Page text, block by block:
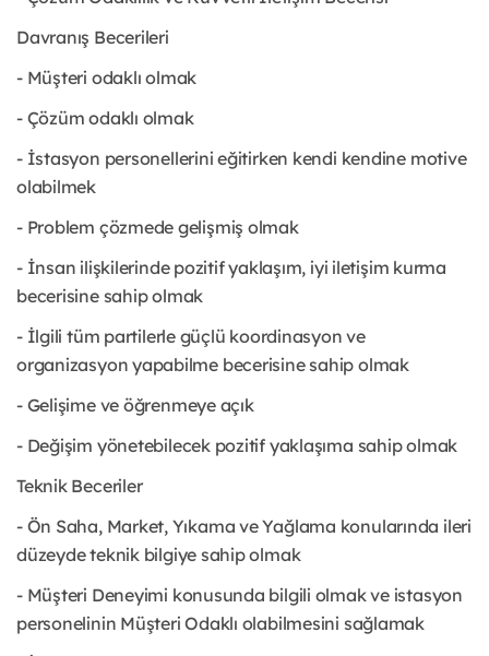
Davranış Becerileri
- Müşteri odaklı olmak
- Çözüm odaklı olmak
- İstasyon personellerini eğitirken kendi kendine motive
olabilmek
- Problem çözmede gelişmiş olmak
- İnsan ilişkilerinde pozitif yaklaşım, iyi iletişim kurma
becerisine sahip olmak
- İlgili tüm partilerle güçlü koordinasyon ve
organizasyon yapabilme becerisine sahip olmak
- Gelişime ve öğrenmeye açık
- Değişim yönetebilecek pozitif yaklaşıma sahip olmak
Teknik Beceriler
- Ön Saha, Market, Yıkama ve Yağlama konularında ileri
düzeyde teknik bilgiye sahip olmak
- Müşteri Deneyimi konusunda bilgili olmak ve istasyon
personelinin Müşteri Odaklı olabilmesini sağlamak